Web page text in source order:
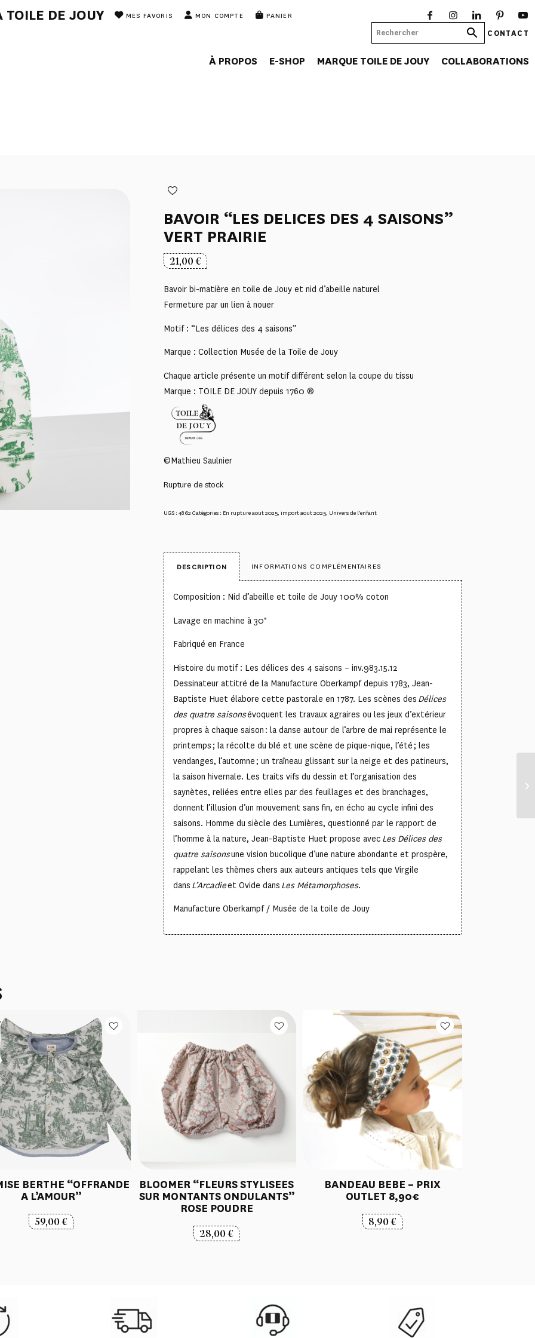
TOILE DE JOUY MES FAVORIS MON COMPTE PANIER
CONTACT
À PROPOS E-SHOP MARQUE TOILE DE JOUY COLLABORATIONS
BAVOIR “LES DELICES DES 4 SAISONS”
VERT PRAIRIE
21,00€
Bavoir bi-matière en toile de Jouy et nid d’abeille naturel
Fermeture par un lien à nouer
Motif : “Les délices des 4 saisons”
Marque : Collection Musée de la Toile de Jouy
Chaque article présente un motif différent selon la coupe du tissu
Marque : TOILE DE JOUY depuis 1760 ®
©Mathieu Saulnier
Rupture de stock
UGS :4862Catégories : En rupture aout 2025, import aout 2025, Univers de l'enfant
DESCRIPTION INFORMATIONS COMPLÉMENTAIRES
Composition : Nid d’abeille et toile de Jouy 100% coton
Lavage en machine à 30°
Fabriqué en France
Histoire du motif : Les délices des 4 saisons – inv.983.15.12
Dessinateur attitré de la Manufacture Oberkampf depuis 1783, Jean-
Baptiste Huet élabore cette pastorale en 1787. Les scènes des Délices
des quatre saisonsévoquent les travaux agraires ou les jeux d’extérieur
propres à chaque saison : la danse autour de l’arbre de mai représente le
printemps ; la récolte du blé et une scène de pique-nique, l’été ; les
vendanges, l’automne ; un traîneau glissant sur la neige et des patineurs,
la saison hivernale. Les traits vifs du dessin et l’organisation des
saynètes, reliées entre elles par des feuillages et des branchages,
donnent l’illusion d’un mouvement sans fin, en écho au cycle infini des
saisons. Homme du siècle des Lumières, questionné par le rapport de
l’homme à la nature, Jean-Baptiste Huet propose avec Les Délices des
quatre saisonsune vision bucolique d’une nature abondante et prospère,
rappelant les thèmes chers aux auteurs antiques tels que Virgile
dans L’Arcadieet Ovide dans Les Métamorphoses.
Manufacture Oberkampf / Musée de la toile de Jouy
BERTHE “OFFRANDE
A L’AMOUR”
59,00€
BLOOMER “FLEURS STYLISEES
SUR MONTANTS ONDULANTS”
ROSE POUDRE
28,00€
BANDEAU BEBE – PRIX
OUTLET 8,90€
8,90€